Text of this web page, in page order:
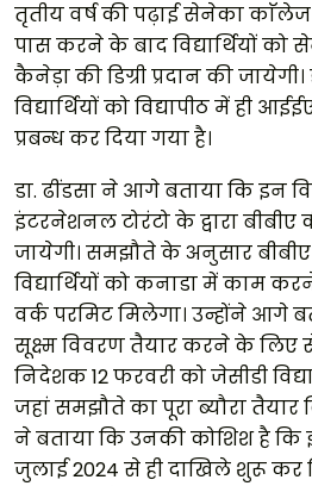
तृतीय वर्ष की पढ़ाई सेनेका काॅलेज
पास करने के बाद विद्यार्थियों
कैनेड़ा की डिग्री प्रदान की
विद्यार्थियों को विद्यापीठ में ही
प्रबन्ध कर दिया गया है।
डा. ढींडसा ने आगे बताया कि इन
इंटरनेशनल टोरंटो के द्वारा बीबीए
जायेगी। समझौते के अनुसार
विद्यार्थियों को कनाडा में काम
वर्क परमिट मिलेगा। उन्होंने आगे
सूक्ष्म विवरण तैयार करने के
निदेशक 12 फरवरी को जेसीडी
जहां समझौते का पूरा ब्यौरा तैयार
ने बताया कि उनकी कोशिश है
जुलाई 2024 से ही दाखिले शुरू कर